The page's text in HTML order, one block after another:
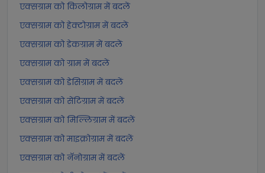
एक्सग्राम को किलोग्राम में बदलें
एक्सग्राम को हेक्टोग्राम में बदलें
एक्सग्राम को डेकग्राम में बदलें
एक्सग्राम को ग्राम में बदलें
एक्सग्राम को डेसिग्राम में बदलें
एक्सग्राम को सेंटिग्राम में बदलें
एक्सग्राम को मिल्लिग्राम में बदलें
एक्सग्राम को माइक्रोग्राम में बदलें
एक्सग्राम को नॅनोग्राम में बदलें